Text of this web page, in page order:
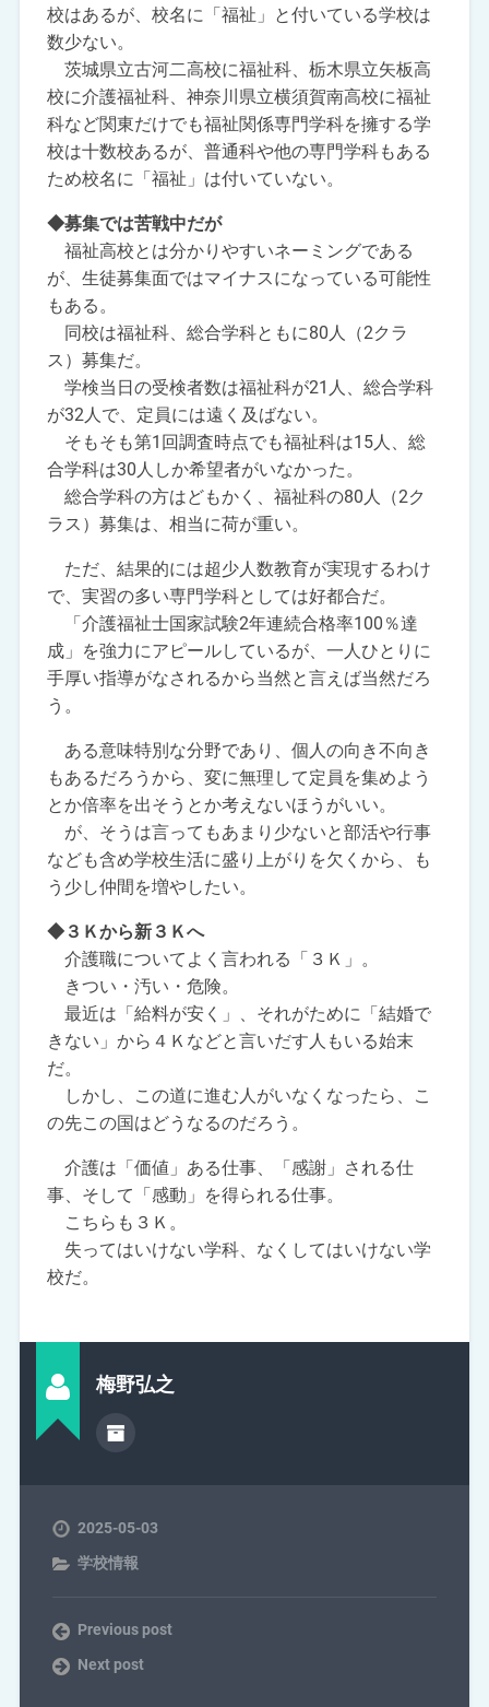
校はあるが、校名に「福祉」と付いている学校は
数少ない。
茨城県立古河二高校に福祉科、栃木県立矢板高
校に介護福祉科、神奈川県立横須賀南高校に福祉
科など関東だけでも福祉関係専門学科を擁する学
校は十数校あるが、普通科や他の専門学科もある
ため校名に「福祉」は付いていない。
◆募集では苦戦中だが
福祉高校とは分かりやすいネーミングである
が、生徒募集面ではマイナスになっている可能性
もある。
同校は福祉科、総合学科ともに80人（2クラ
ス）募集だ。
学検当日の受検者数は福祉科が21人、総合学科
が32人で、定員には遠く及ばない。
そもそも第1回調査時点でも福祉科は15人、総
合学科は30人しか希望者がいなかった。
総合学科の方はどもかく、福祉科の80人（2ク
ラス）募集は、相当に荷が重い。
ただ、結果的には超少人数教育が実現するわけ
で、実習の多い専門学科としては好都合だ。
「介護福祉士国家試験2年連続合格率100％達
成」を強力にアピールしているが、一人ひとりに
手厚い指導がなされるから当然と言えば当然だろ
う。
ある意味特別な分野であり、個人の向き不向き
もあるだろうから、変に無理して定員を集めよう
とか倍率を出そうとか考えないほうがいい。
が、そうは言ってもあまり少ないと部活や行事
なども含め学校生活に盛り上がりを欠くから、も
う少し仲間を増やしたい。
◆３Ｋから新３Ｋへ
介護職についてよく言われる「３Ｋ」。
きつい・汚い・危険。
最近は「給料が安く」、それがために「結婚で
きない」から４Ｋなどと言いだす人もいる始末
だ。
しかし、この道に進む人がいなくなったら、こ
の先この国はどうなるのだろう。
介護は「価値」ある仕事、「感謝」される仕
事、そして「感動」を得られる仕事。
こちらも３Ｋ。
失ってはいけない学科、なくしてはいけない学
校だ。
梅野弘之
2025-05-03
学校情報
Previous post
Next post